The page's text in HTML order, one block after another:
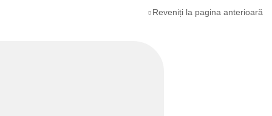
Reveniți la pagina anterioară